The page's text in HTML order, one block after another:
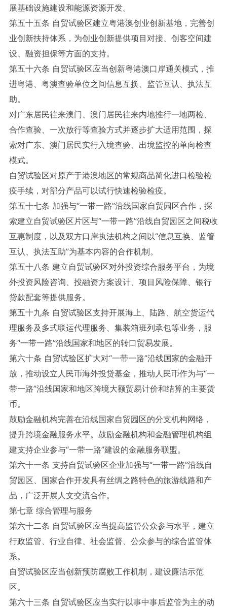
展基础设施建设和能源资源开发。
第五十五条 自贸试验区建立粤港澳创业创新基地，完善创
业创新扶持体系，为创业创新提供项目对接、创客空间建
设、融资担保等方面的支持。
第五十六条 自贸试验区应当创新粤港澳口岸通关模式，推
进粤港、粤澳查验单位之间信息互换、监管互认、执法互
助。
对广东居民往来澳门、澳门居民往来内地推行一地两检、
合作查验、一次放行等查验方式并逐步扩大适用范围，探
索对广东、澳门居民实行入境查验、出境监控的单向检查
模式。
自贸试验区对原产于港澳地区的常规商品简化进口检验检
疫手续，对部分产品可以试行快速检验检疫。
第五十七条 加强与“一带一路”沿线国家自贸园区合作，探
索建立自贸试验区片区与“一带一路”沿线自贸园区之间税收
互惠制度，以及双方口岸执法机构之间以“信息互换、监管
互认、执法互助”为基本内容的合作机制。
第五十八条 建立自贸试验区对外投资综合服务平台，为境
外投资风险咨询、投融资方案设计、项目风险保障、银行
贷款配套等提供服务。
第五十九条 自贸试验区支持开展海上、陆路、航空货运代
理服务及多式联运代理服务、集装箱班列承包等业务，服
务“一带一路”沿线国家和地区的转口贸易发展。
第六十条 自贸试验区扩大对“一带一路”沿线国家的金融开
放，推动设立人民币海外投贷基金，推动人民币作为与“一
带一路”沿线国家和地区跨境大额贸易计价和结算的主要货
币。
鼓励金融机构完善在沿线国家自贸园区的分支机构网络，
提升跨境金融服务水平。鼓励金融机构和金融管理机构组
建支持企业参与“一带一路”建设的金融服务联盟。
第六十一条 支持自贸试验区企业加强与“一带一路”沿线自
贸园区、国家合作开发具有丝绸之路特色的旅游线路和产
品，广泛开展人文交流合作。
第七章 综合管理与服务
第六十二条 自贸试验区应当提高监管公众参与水平，建立
行政监管、行业自律、社会监督、公众参与的综合监管体
系。
自贸试验区应当创新预防腐败工作机制，建设廉洁示范
区。
第六十三条 自贸试验区应当实行以事中事后监管为主的动